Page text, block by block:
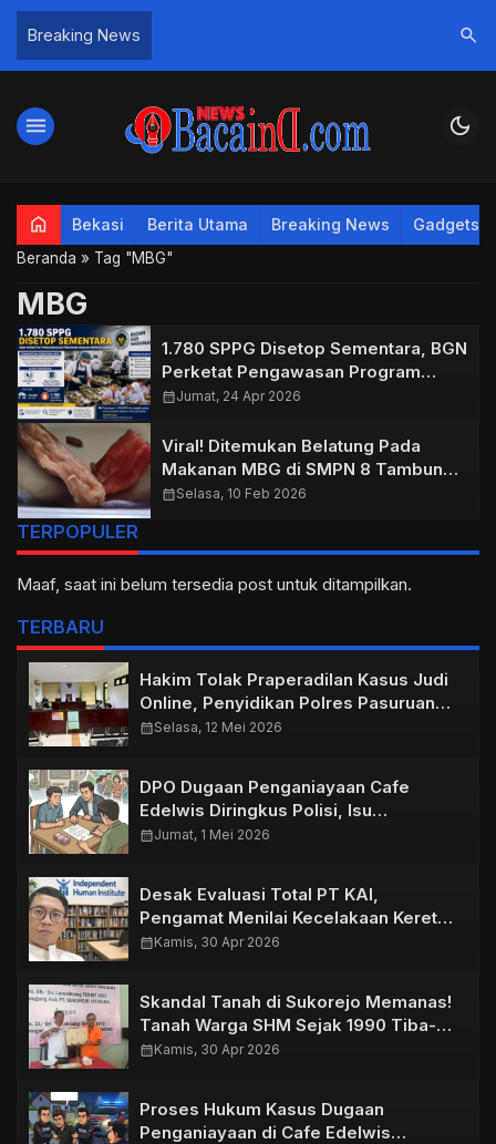
Breaking News search
menu dark_mode
home Bekasi Berita Utama Breaking News Gadgets
Beranda » Tag "MBG"
MBG
1.780 SPPG Disetop Sementara, BGN
Perketat Pengawasan Program
Makan Bergizi Gratis
calendar_monthJumat, 24 Apr 2026
Viral! Ditemukan Belatung Pada
Makanan MBG di SMPN 8 Tambun
Selatan
calendar_monthSelasa, 10 Feb 2026
TERPOPULER
Maaf, saat ini belum tersedia post untuk ditampilkan.
TERBARU
Hakim Tolak Praperadilan Kasus Judi
Online, Penyidikan Polres Pasuruan
Kota Dinyatakan Sah
calendar_monthSelasa, 12 Mei 2026
DPO Dugaan Penganiayaan Cafe
Edelwis Diringkus Polisi, Isu
Perdamaian Santer di Masyarakat
calendar_monthJumat, 1 Mei 2026
Desak Evaluasi Total PT KAI,
Pengamat Menilai Kecelakaan Kereta
di Bekasi Timur Akibat Kelalaian
calendar_monthKamis, 30 Apr 2026
Skandal Tanah di Sukorejo Memanas!
Tanah Warga SHM Sejak 1990 Tiba-
Tiba Dipagar Hingga Berdiri
calendar_monthKamis, 30 Apr 2026
Proses Hukum Kasus Dugaan
Penganiayaan di Cafe Edelwis